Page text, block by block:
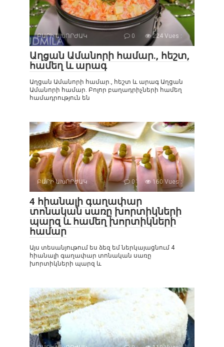
ԲԱՐԻ ԱԽՈՐԺԱԿ 0 224 Vues :
Աղցան Ամանորի համար., հեշտ,
համեղ և արագ
Աղցան Ամանորի համար., հեշտ և արագ Աղցան
Ամանորի համար. Բոլոր բաղադրիչների համեղ
համադրություն են
ԲԱՐԻ ԱԽՈՐԺԱԿ 0 160 Vues :
4 հիանալի գաղափար
տոնական սառը խորտիկների
պարզ և համեղ խորտիկների
համար
Այս տեսանյութում ես ձեզ եմ ներկայացնում 4
հիանալի գաղափար տոնական սառը
խորտիկների պարզ և